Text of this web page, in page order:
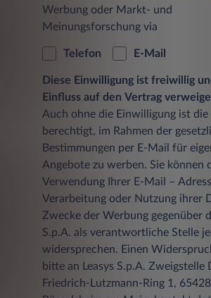
Werbung oder Markt- und
Meinungsforschung via
Telefon E-Mail
Diese Einwilligung ist freiwillig
Einfluss auf den Vertrag
Auch ohne die Einwilligung ist die
berechtigt, im Rahmen der
Bestimmungen per E-Mail für
Angebote zu werben. Sie können
Verwendung Ihrer E-Mail –
Verarbeitung oder Nutzung ihrer
Zwecke der Werbung gegenüber
S.p.A. als verantwortliche Stelle
widersprechen. Einen
bitte an Leasys S.p.A. Zweigstelle
Friedrich-Lutzmann-Ring 1, 65428